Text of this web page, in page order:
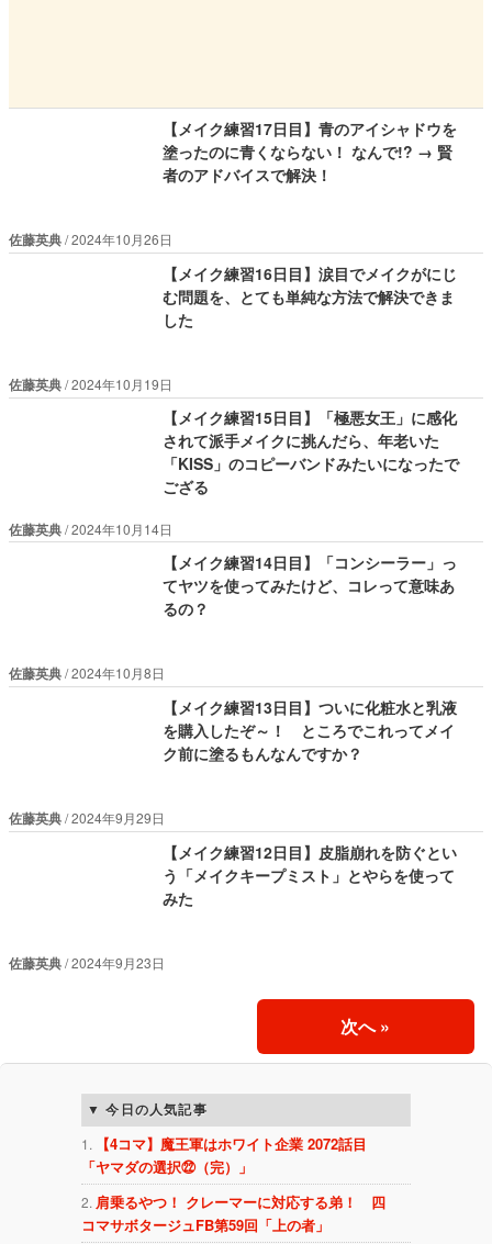
【メイク練習17日目】青のアイシャドウを
塗ったのに青くならない！ なんで!? → 賢
者のアドバイスで解決！
佐藤英典 2024年10月26日
【メイク練習16日目】涙目でメイクがにじ
む問題を、とても単純な方法で解決できま
した
佐藤英典 2024年10月19日
【メイク練習15日目】「極悪女王」に感化
されて派手メイクに挑んだら、年老いた
「KISS」のコピーバンドみたいになったで
ござる
佐藤英典 2024年10月14日
【メイク練習14日目】「コンシーラー」っ
てヤツを使ってみたけど、コレって意味あ
るの？
佐藤英典 2024年10月8日
【メイク練習13日目】ついに化粧水と乳液
を購入したぞ～！ ところでこれってメイ
ク前に塗るもんなんですか？
佐藤英典 2024年9月29日
【メイク練習12日目】皮脂崩れを防ぐとい
う「メイクキープミスト」とやらを使って
みた
佐藤英典 2024年9月23日
次へ»
今日の人気記事
【4コマ】魔王軍はホワイト企業 2072話目
「ヤマダの選択㉒（完）」
肩乗るやつ！ クレーマーに対応する弟！ 四
コマサボタージュFB第59回「上の者」